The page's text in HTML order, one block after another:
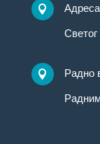
 Адреса
 Радно